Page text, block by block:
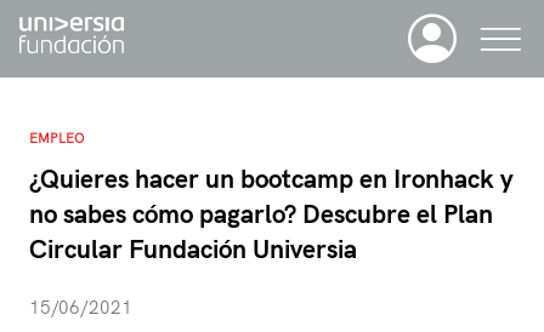
¿Quieres hacer un bootcamp en Ironhack y
no sabes cómo pagarlo? Descubre el Plan
Circular Fundación Universia
EMPLEO
15/06/2021